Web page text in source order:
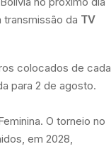
transmissão da TV
colocados de cada
para 2 de agosto.
O torneio no
em 2028,